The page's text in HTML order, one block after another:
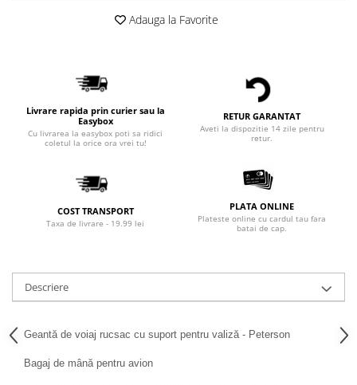
Adauga la Favorite
Livrare rapida prin curier sau la
Easybox
Cu livrarea la easybox poti sa ridici
coletul la orice ora vrei tu!
RETUR GARANTAT
Aveti la dispozitie 14 zile pentru
retur.
COST TRANSPORT
Taxa de livrare - 19.99 lei
PLATA ONLINE
Plateste online cu cardul tau fara
batai de cap.
Descriere
Geantă de voiaj rucsac cu suport pentru valiză - Peterson
Bagaj de mână pentru avion